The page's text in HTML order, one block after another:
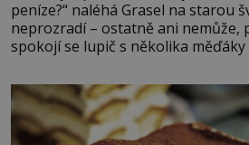
peníze?“ naléhá Grasel na starou
neprozradí – ostatně ani nemůže,
spokojí se lupič s několika měďáky
krutý. Jeho činy budí hrůzu ještě